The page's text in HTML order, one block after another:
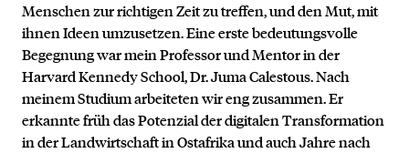
Menschen zur richtigen Zeit zu treffen, und den Mut, mit
ihnen Ideen umzusetzen. Eine erste bedeutungsvolle
Begegnung war mein Professor und Mentor in der
Harvard Kennedy School, Dr. Juma Calestous. Nach
meinem Studium arbeiteten wir eng zusammen. Er
erkannte früh das Potenzial der digitalen Transformation
in der Landwirtschaft in Ostafrika und auch Jahre nach